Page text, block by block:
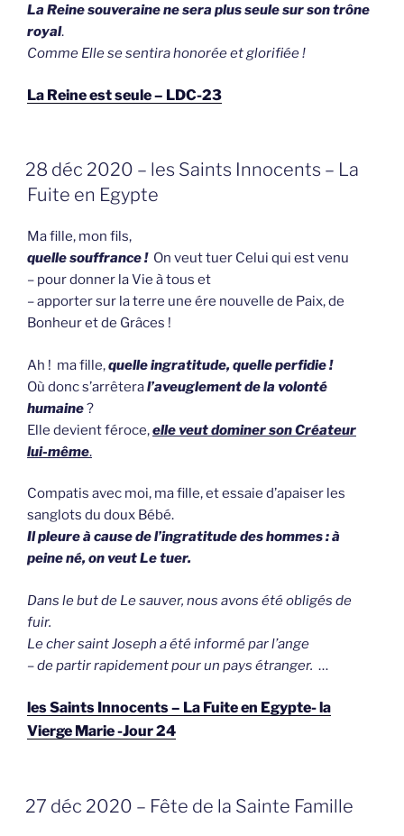
La Reine souveraine ne sera plus seule sur son trône
royal.
Comme Elle se sentira honorée et glorifiée !
La Reine est seule – LDC-23
GEPLAATST
OP
28 déc 2020 – les Saints Innocents – La
Fuite en Egypte
Ma fille, mon fils,
quelle souffrance !On veut tuer Celui qui est venu
– pour donner la Vie à tous et
– apporter sur la terre une ére nouvelle de Paix, de
Bonheur et de Grâces !
Ah ! ma fille,quelle ingratitude, quelle perfidie !
Où donc s’arrêteral’aveuglement de la volonté
humaine?
Elle devient féroce,elle veut dominer son Créateur
lui-même.
Compatis avec moi, ma fille, et essaie d’apaiser les
sanglots du doux Bébé.
Il pleure à cause de l’ingratitude des hommes : à
peine né, on veut Le tuer.
Dans le but de Le sauver, nous avons été obligés de
fuir.
Le cher saint Joseph a été informé par l’ange
– de partir rapidement pour un pays étranger. …
les Saints Innocents – La Fuite en Egypte- la
Vierge Marie -Jour 24
GEPLAATST
OP
27 déc 2020 – Fête de la Sainte Famille